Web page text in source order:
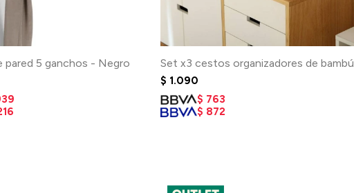
pared 5 ganchos - Negro Set x3 cestos organizadores de bambú
$ 1.090
$ 763
$ 872